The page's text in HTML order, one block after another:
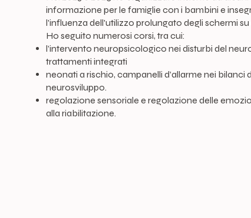
informazione per le famiglie con i bambini e
l'influenza dell'utilizzo prolungato degli schermi su
Ho seguito numerosi corsi, tra cui:
l’intervento neuropsicologico nei disturbi del
trattamenti integrati
neonati a rischio, campanelli d’allarme nei
neurosviluppo.
regolazione sensoriale e regolazione delle
alla riabilitazione.